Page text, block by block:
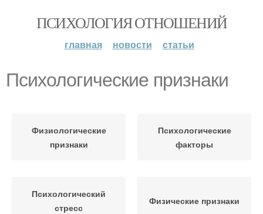
ПСИХОЛОГИЯ ОТНОШЕНИЙ
главная новости статьи
Психологические признаки
Физиологические
признаки
Психологические
факторы
Психологический
стресс
Физические признаки